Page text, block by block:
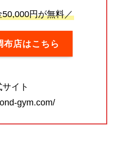
円が無料／
布店はこちら
イト
gym.com/